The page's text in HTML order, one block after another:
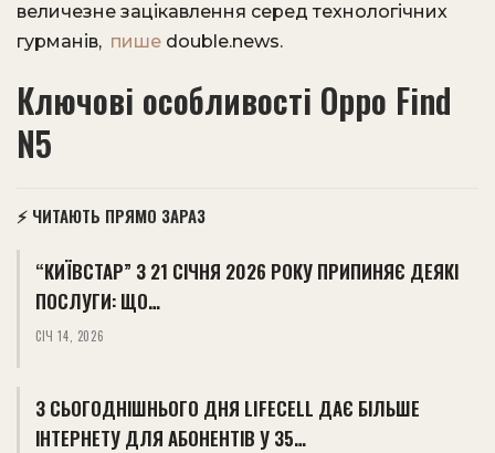
величезне зацікавлення серед технологічних
гурманів, пише double.news.
Ключові особливості Oppo Find
N5
⚡ ЧИТАЮТЬ ПРЯМО ЗАРАЗ
“КИЇВСТАР” З 21 СІЧНЯ 2026 РОКУ ПРИПИНЯЄ ДЕЯКІ
ПОСЛУГИ: ЩО…
СІЧ 14, 2026
З СЬОГОДНІШНЬОГО ДНЯ LIFECELL ДАЄ БІЛЬШЕ
ІНТЕРНЕТУ ДЛЯ АБОНЕНТІВ У 35…